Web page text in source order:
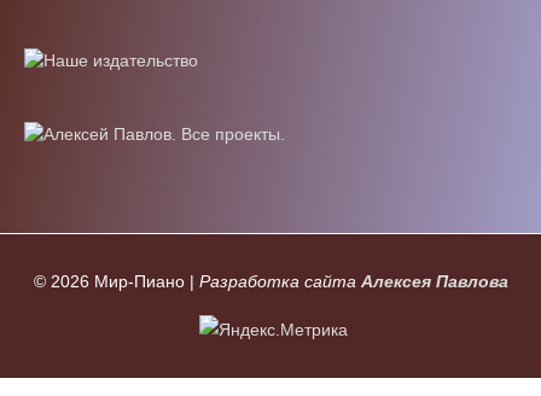
© 2026 Мир-Пиано| Разработка сайта Алексея Павлова